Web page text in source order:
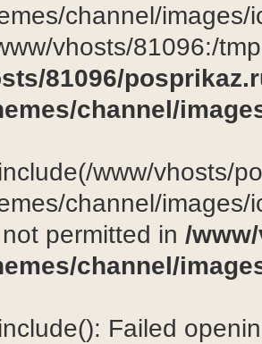
channel/
vhosts/81096:/
81096/
channel/
www/vhosts/
channel/
permitted in /
channel/
Failed